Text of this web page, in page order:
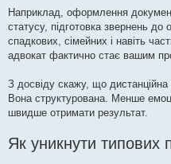
Наприклад, оформлення
статусу, підготовка звернень
спадкових, сімейних і навіть
адвокат фактично стає вашим
З досвіду скажу, що
Вона структурована. Менше
швидше отримати результат.
Як уникнути типових